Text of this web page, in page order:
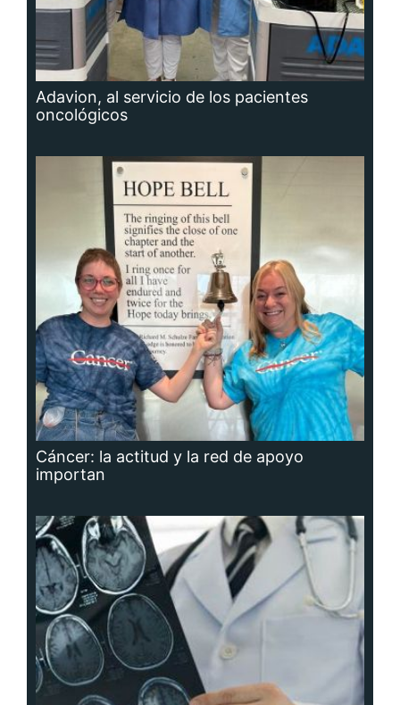
Adavion, al servicio de los pacientes
oncológicos
Cáncer: la actitud y la red de apoyo
importan